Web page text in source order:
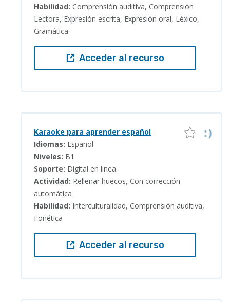
Habilidad: Comprensión auditiva, Comprensión
Lectora, Expresión escrita, Expresión oral, Léxico,
Gramática
Acceder al recurso
Karaoke para aprender español
Idiomas: Español
Niveles: B1
Soporte: Digital en linea
Actividad: Rellenar huecos, Con corrección
automática
Habilidad: Interculturalidad, Comprensión auditiva,
Fonética
Acceder al recurso